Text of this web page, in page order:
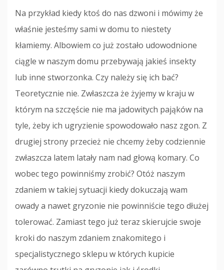
Na przykład kiedy ktoś do nas dzwoni i mówimy że
właśnie jesteśmy sami w domu to niestety
kłamiemy. Albowiem co już zostało udowodnione
ciągle w naszym domu przebywają jakieś insekty
lub inne stworzonka. Czy należy się ich bać?
Teoretycznie nie. Zwłaszcza że żyjemy w kraju w
którym na szczęście nie ma jadowitych pająków na
tyle, żeby ich ugryzienie spowodowało nasz zgon. Z
drugiej strony przecież nie chcemy żeby codziennie
zwłaszcza latem latały nam nad głową komary. Co
wobec tego powinniśmy zrobić? Otóż naszym
zdaniem w takiej sytuacji kiedy dokuczają wam
owady a nawet gryzonie nie powinniście tego dłużej
tolerować. Zamiast tego już teraz skierujcie swoje
kroki do naszym zdaniem znakomitego i
specjalistycznego sklepu w których kupicie